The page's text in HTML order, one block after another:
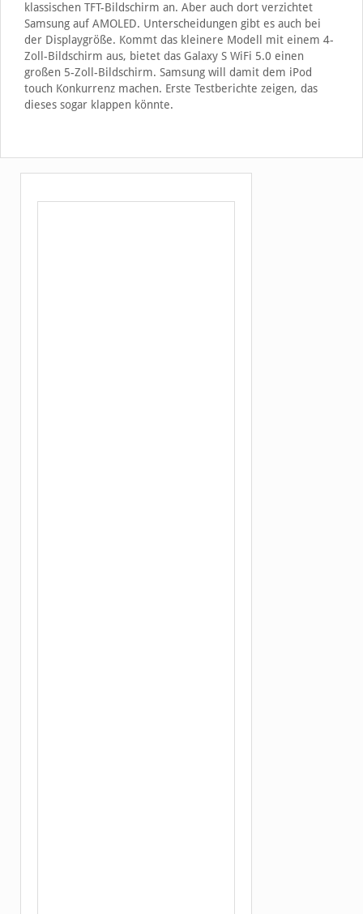
klassischen TFT-Bildschirm an. Aber auch dort verzichtet
Samsung auf AMOLED. Unterscheidungen gibt es auch bei
der Displaygröße. Kommt das kleinere Modell mit einem 4-
Zoll-Bildschirm aus, bietet das Galaxy S WiFi 5.0 einen
großen 5-Zoll-Bildschirm. Samsung will damit dem iPod
touch Konkurrenz machen. Erste Testberichte zeigen, das
dieses sogar klappen könnte.